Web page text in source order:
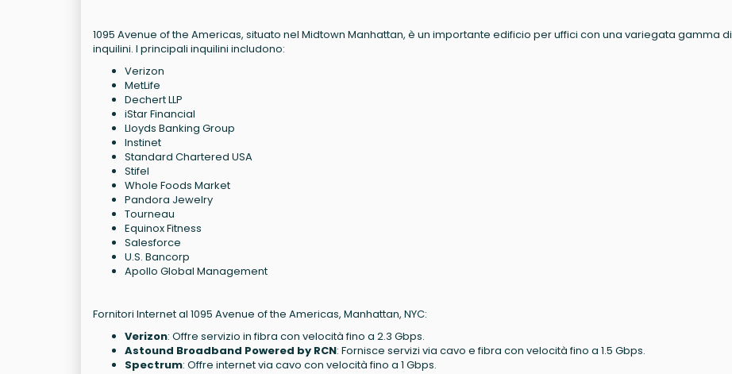
1095 Avenue of the Americas, situato nel Midtown Manhattan, è un importante edificio per uffici con una variegata gamma di
inquilini. I principali inquilini includono:
Verizon
MetLife
Dechert LLP
iStar Financial
Lloyds Banking Group
Instinet
Standard Chartered USA
Stifel
Whole Foods Market
Pandora Jewelry
Tourneau
Equinox Fitness
Salesforce
U.S. Bancorp
Apollo Global Management
Fornitori Internet al 1095 Avenue of the Americas, Manhattan, NYC:
Verizon: Offre servizio in fibra con velocità fino a 2.3 Gbps.
Astound Broadband Powered by RCN: Fornisce servizi via cavo e fibra con velocità fino a 1.5 Gbps.
Spectrum: Offre internet via cavo con velocità fino a 1 Gbps.